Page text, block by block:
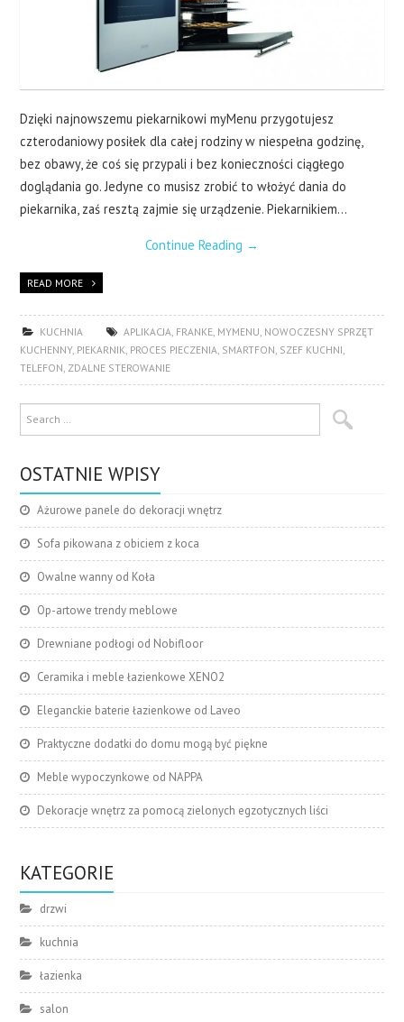
Dzięki najnowszemu piekarnikowi myMenu przygotujesz
czterodaniowy posiłek dla całej rodziny w niespełna godzinę,
bez obawy, że coś się przypali i bez konieczności ciągłego
doglądania go. Jedyne co musisz zrobić to włożyć dania do
piekarnika, zaś resztą zajmie się urządzenie. Piekarnikiem…
Continue Reading →
READ MORE
KUCHNIA APLIKACJA, FRANKE, MYMENU, NOWOCZESNY SPRZĘT
KUCHENNY, PIEKARNIK, PROCES PIECZENIA, SMARTFON, SZEF KUCHNI,
TELEFON, ZDALNE STEROWANIE
OSTATNIE WPISY
Ażurowe panele do dekoracji wnętrz
Sofa pikowana z obiciem z koca
Owalne wanny od Koła
Op-artowe trendy meblowe
Drewniane podłogi od Nobifloor
Ceramika i meble łazienkowe XENO2
Eleganckie baterie łazienkowe od Laveo
Praktyczne dodatki do domu mogą być piękne
Meble wypoczynkowe od NAPPA
Dekoracje wnętrz za pomocą zielonych egzotycznych liści
KATEGORIE
drzwi
kuchnia
łazienka
salon